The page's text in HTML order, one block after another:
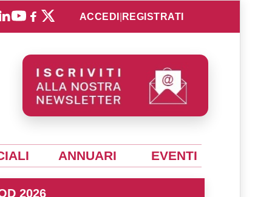
ACCEDI REGISTRATI
ANNUARI EVENTI
2026